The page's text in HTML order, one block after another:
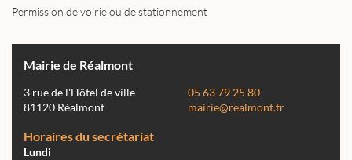
Permission de voirie ou de stationnement
Mairie de Réalmont
3 rue de l'Hôtel de ville
81120 Réalmont
05 63 79 25 80
mairie@realmont.fr
Horaires du secrétariat
Lundi